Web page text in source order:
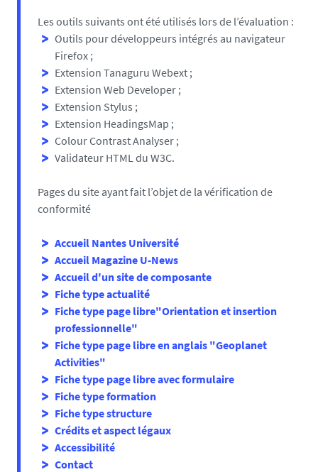
Les outils suivants ont été utilisés lors de l’évaluation :
Outils pour développeurs intégrés au navigateur
Firefox ;
Extension Tanaguru Webext ;
Extension Web Developer ;
Extension Stylus ;
Extension HeadingsMap ;
Colour Contrast Analyser ;
Validateur HTML du W3C.
Pages du site ayant fait l’objet de la vérification de
conformité
Accueil Nantes Université
Accueil Magazine U-News
Accueil d'un site de composante
Fiche type actualité
Fiche type page libre"Orientation et insertion
professionnelle"
Fiche type page libre en anglais "Geoplanet
Activities"
Fiche type page libre avec formulaire
Fiche type formation
Fiche type structure
Crédits et aspect légaux
Accessibilité
Contact